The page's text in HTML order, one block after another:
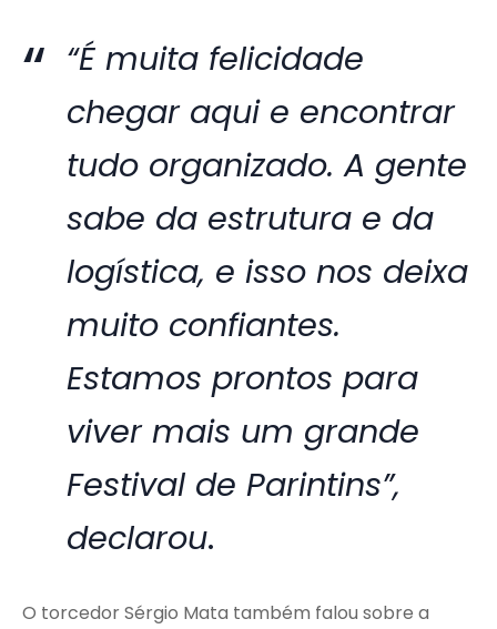
“É muita felicidade
chegar aqui e encontrar
tudo organizado. A gente
sabe da estrutura e da
logística, e isso nos deixa
muito confiantes.
Estamos prontos para
viver mais um grande
Festival de Parintins”,
declarou.
O torcedor Sérgio Mata também falou sobre a